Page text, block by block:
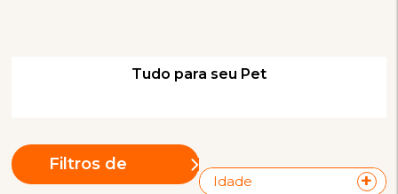
Tudo para seu Pet
Filtros de
Idade